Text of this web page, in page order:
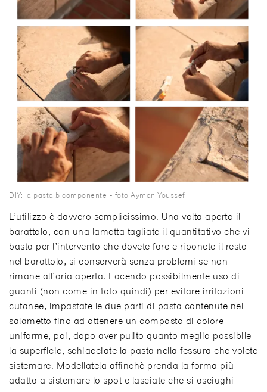
DIY: la pasta bicomponente - foto Ayman Youssef
L’utilizzo è davvero semplicissimo. Una volta aperto il
barattolo, con una lametta tagliate il quantitativo che vi
basta per l’intervento che dovete fare e riponete il resto
nel barattolo, si conserverà senza problemi se non
rimane all’aria aperta. Facendo possibilmente uso di
guanti (non come in foto quindi) per evitare irritazioni
cutanee, impastate le due parti di pasta contenute nel
salametto fino ad ottenere un composto di colore
uniforme, poi, dopo aver pulito quanto meglio possibile
la superficie, schiacciate la pasta nella fessura che volete
sistemare. Modellatela affinchè prenda la forma più
adatta a sistemare lo spot e lasciate che si asciughi